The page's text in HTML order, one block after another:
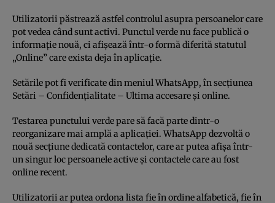
Utilizatorii păstrează astfel controlul asupra persoanelor care
pot vedea când sunt activi. Punctul verde nu face publică o
informație nouă, ci afișează într-o formă diferită statutul
„Online” care exista deja în aplicație.
Setările pot fi verificate din meniul WhatsApp, în secțiunea
Setări – Confidențialitate – Ultima accesare și online.
Testarea punctului verde pare să facă parte dintr-o
reorganizare mai amplă a aplicației. WhatsApp dezvoltă o
nouă secțiune dedicată contactelor, care ar putea afișa într-
un singur loc persoanele active și contactele care au fost
online recent.
Utilizatorii ar putea ordona lista fie în ordine alfabetică, fie în